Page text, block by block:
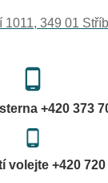
1011, 349 01
phone_android
+420 373
phone_android
volejte +420 720